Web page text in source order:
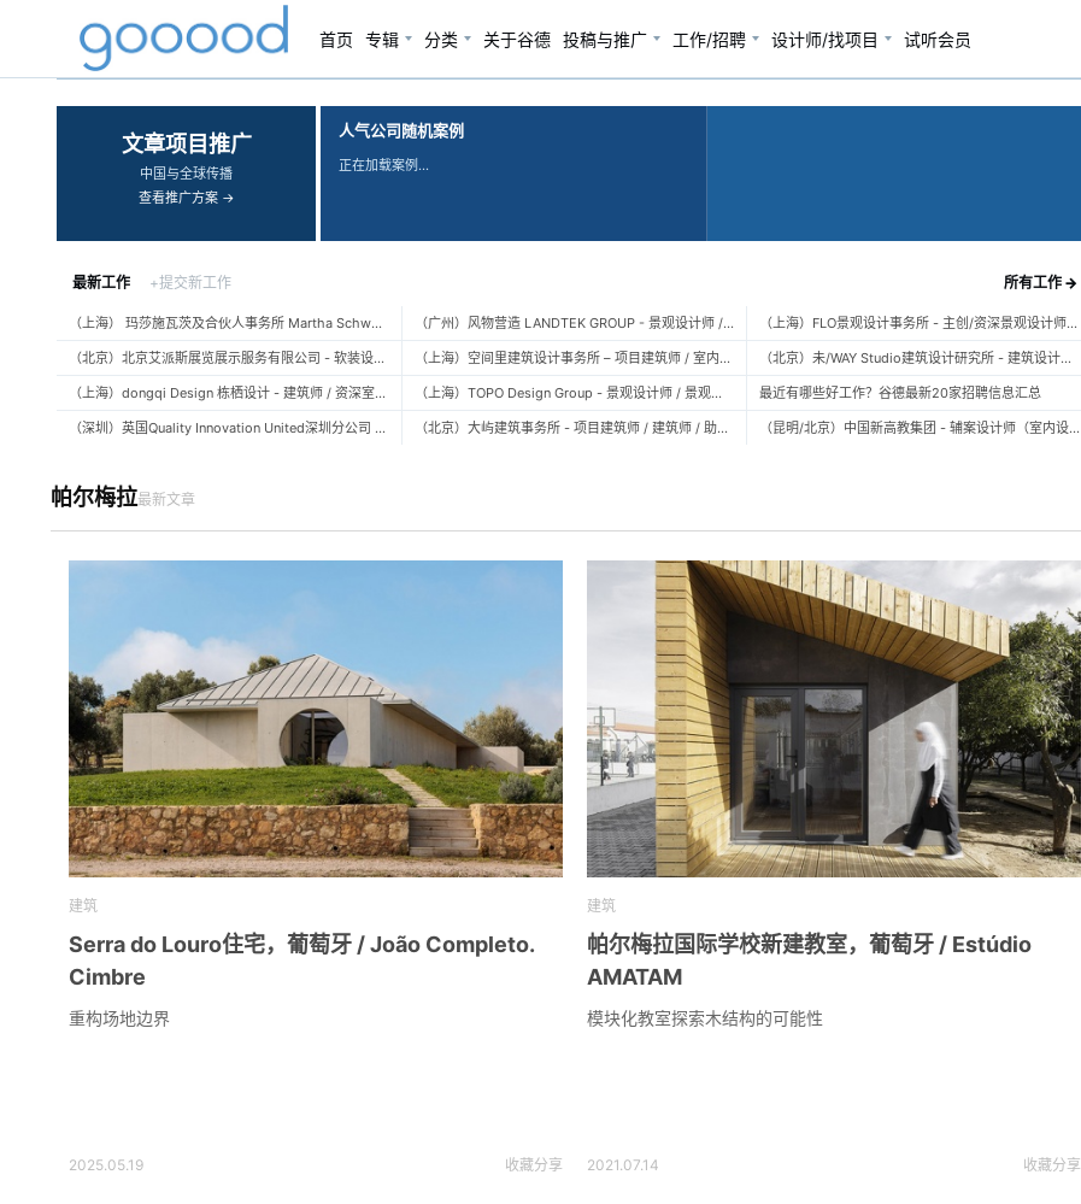
首页 专辑 分类 关于谷德 投稿与推广 工作/招聘 设计师/找项目 试听会员
‹ ›
文章项目推广
中国与全球传播
查看推广方案 →
人气公司随机案例
正在加载案例…
最新工作 +提交新工作 所有工作 →
（上海） 玛莎施瓦茨及合伙人事务所 Martha Schwartz Partners – 高级景观建筑师 Senior Landscape Designer / 景观建筑师 Landscape Designer
（北京）北京艾派斯展览展示服务有限公司 - 软装设计师 / 陈列设计师
（上海）dongqi Design 栋栖设计 - 建筑师 / 资深室内设计师 / 室内设计师 / 媒体及公共关系主管 / 设计实习生（常年招聘）
（深圳）英国Quality Innovation United深圳分公司 - 建筑设计师 / 资深建筑设计师 / 室内设计师 / 设计实习生
（广州）风物营造 LANDTEK GROUP - 景观设计师 / 植物设计师 / 品牌运营 / 实习生
（上海）空间里建筑设计事务所 – 项目建筑师 / 室内设计师 / 实习生（建筑/室内）
（上海）TOPO Design Group - 景观设计师 / 景观后期设计师 / 景观实习生
（北京）大屿建筑事务所 - 项目建筑师 / 建筑师 / 助理建筑师 / 实习建筑师
（上海）FLO景观设计事务所 - 主创/资深景观设计师 / 景观设计师 / 设计实习生 / 商务行政助理 / 助理施工图设计师
（北京）未/WAY Studio建筑设计研究所 - 建筑设计师 / 助理设计师/初级设计师 / 实习生 / 办公室行政与商务助理
最近有哪些好工作？谷德最新20家招聘信息汇总
（昆明/北京）中国新高教集团 - 辅案设计师（室内设计） / 辅案设计师（景观设计）/ 生活空间组长/教学空间组长 / 平面设计高级经理 / 展陈设计高级经理
帕尔梅拉最新文章
建筑
Serra do Louro住宅，葡萄牙 / João Completo.
Cimbre
重构场地边界
2025.05.19 收藏分享
建筑
帕尔梅拉国际学校新建教室，葡萄牙 / Estúdio
AMATAM
模块化教室探索木结构的可能性
2021.07.14 收藏分享